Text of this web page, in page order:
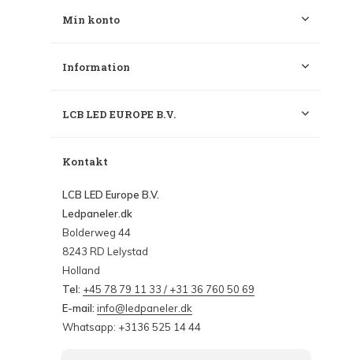
Min konto
Information
LCB LED EUROPE B.V.
Kontakt
LCB LED Europe B.V.
Ledpaneler.dk
Bolderweg 44
8243 RD Lelystad
Holland
Tel: +45 78 79 11 33 / +31 36 760 50 69
E-mail: info@ledpaneler.dk
Whatsapp: +3136 525 14 44